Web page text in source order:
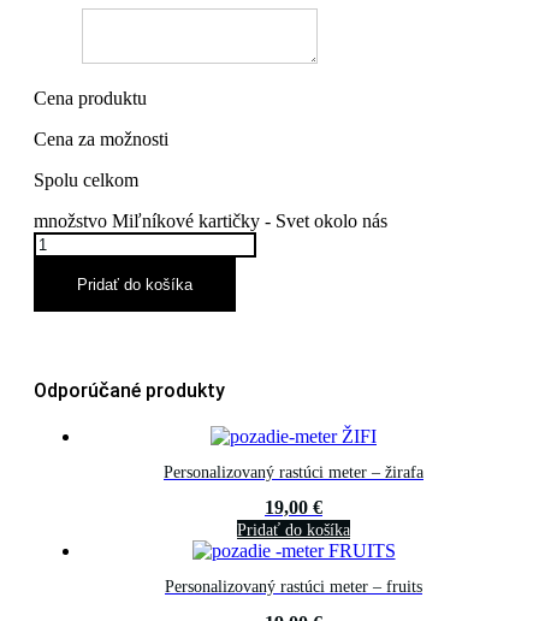
Cena produktu
Cena za možnosti
Spolu celkom
množstvo Miľníkové kartičky - Svet okolo nás
Pridať do košíka
Odporúčané produkty
Personalizovaný rastúci meter – žirafa
19,00 €
Pridať do košíka
Personalizovaný rastúci meter – fruits